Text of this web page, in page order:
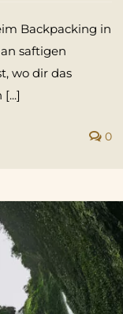
Backpacking in
saftigen
wo dir das
0